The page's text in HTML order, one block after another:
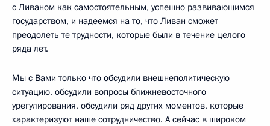
с Ливаном как самостоятельным, успешно развивающимся
государством, и надеемся на то, что Ливан сможет
преодолеть те трудности, которые были в течение целого
ряда лет.
Мы с Вами только что обсудили внешнеполитическую
ситуацию, обсудили вопросы ближневосточного
урегулирования, обсудили ряд других моментов, которые
характеризуют наше сотрудничество. А сейчас в широком